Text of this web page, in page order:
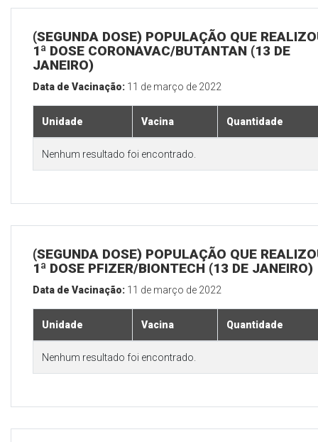
(SEGUNDA DOSE) POPULAÇÃO QUE
1ª DOSE CORONAVAC/BUTANTAN (13 DE
JANEIRO)
Data de Vacinação: 11 de março de 2022
Unidade Vacina Quantidade
Nenhum resultado foi encontrado.
(SEGUNDA DOSE) POPULAÇÃO QUE
1ª DOSE PFIZER/BIONTECH (13 DE JANEIRO)
Data de Vacinação: 11 de março de 2022
Unidade Vacina Quantidade
Nenhum resultado foi encontrado.